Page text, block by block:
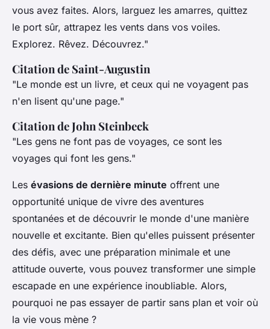
vous avez faites. Alors, larguez les amarres, quittez
le port sûr, attrapez les vents dans vos voiles.
Explorez. Rêvez. Découvrez."
Citation de Saint-Augustin
"Le monde est un livre, et ceux qui ne voyagent pas
n'en lisent qu'une page."
Citation de John Steinbeck
"Les gens ne font pas de voyages, ce sont les
voyages qui font les gens."
Les évasions de dernière minute offrent une
opportunité unique de vivre des aventures
spontanées et de découvrir le monde d'une manière
nouvelle et excitante. Bien qu'elles puissent présenter
des défis, avec une préparation minimale et une
attitude ouverte, vous pouvez transformer une simple
escapade en une expérience inoubliable. Alors,
pourquoi ne pas essayer de partir sans plan et voir où
la vie vous mène ?